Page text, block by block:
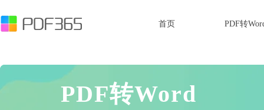
首页 PDF转
PDF转Word